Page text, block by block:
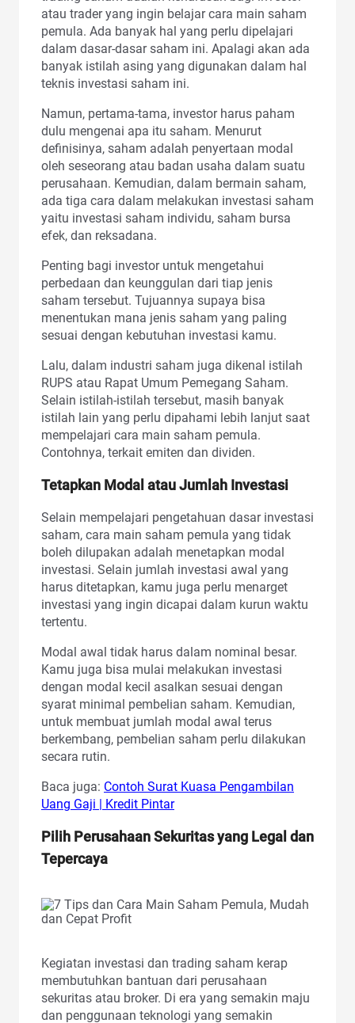
atau trader yang ingin belajar cara main saham
pemula. Ada banyak hal yang perlu dipelajari
dalam dasar-dasar saham ini. Apalagi akan ada
banyak istilah asing yang digunakan dalam hal
teknis investasi saham ini.
Namun, pertama-tama, investor harus paham
dulu mengenai apa itu saham. Menurut
definisinya, saham adalah penyertaan modal
oleh seseorang atau badan usaha dalam suatu
perusahaan. Kemudian, dalam bermain saham,
ada tiga cara dalam melakukan investasi saham
yaitu investasi saham individu, saham bursa
efek, dan reksadana.
Penting bagi investor untuk mengetahui
perbedaan dan keunggulan dari tiap jenis
saham tersebut. Tujuannya supaya bisa
menentukan mana jenis saham yang paling
sesuai dengan kebutuhan investasi kamu.
Lalu, dalam industri saham juga dikenal istilah
RUPS atau Rapat Umum Pemegang Saham.
Selain istilah-istilah tersebut, masih banyak
istilah lain yang perlu dipahami lebih lanjut saat
mempelajari cara main saham pemula.
Contohnya, terkait emiten dan dividen.
Tetapkan Modal atau Jumlah Investasi
Selain mempelajari pengetahuan dasar investasi
saham, cara main saham pemula yang tidak
boleh dilupakan adalah menetapkan modal
investasi. Selain jumlah investasi awal yang
harus ditetapkan, kamu juga perlu menarget
investasi yang ingin dicapai dalam kurun waktu
tertentu.
Modal awal tidak harus dalam nominal besar.
Kamu juga bisa mulai melakukan investasi
dengan modal kecil asalkan sesuai dengan
syarat minimal pembelian saham. Kemudian,
untuk membuat jumlah modal awal terus
berkembang, pembelian saham perlu dilakukan
secara rutin.
Baca juga: Contoh Surat Kuasa Pengambilan
Uang Gaji | Kredit Pintar
Pilih Perusahaan Sekuritas yang Legal dan
Tepercaya
Kegiatan investasi dan trading saham kerap
membutuhkan bantuan dari perusahaan
sekuritas atau broker. Di era yang semakin maju
dan penggunaan teknologi yang semakin